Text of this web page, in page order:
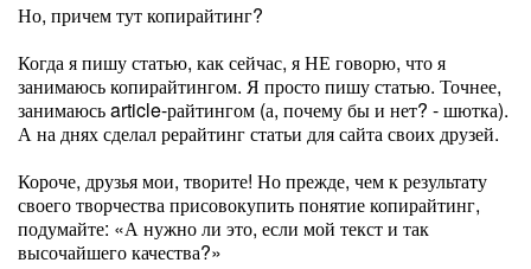
Но, причем тут копирайтинг?
Когда я пишу статью, как сейчас, я НЕ говорю, что я
занимаюсь копирайтингом. Я просто пишу статью. Точнее,
занимаюсь article-райтингом (а, почему бы и нет? - шютка).
А на днях сделал рерайтинг статьи для сайта своих друзей.
Короче, друзья мои, творите! Но прежде, чем к результату
своего творчества присовокупить понятие копирайтинг,
подумайте: «А нужно ли это, если мой текст и так
высочайшего качества?»